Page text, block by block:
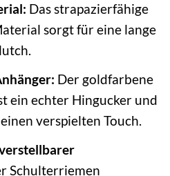
Das strapazierfähige
sorgt für eine lange
Der goldfarbene
ein echter Hingucker und
verspielten Touch.
Schulterriemen